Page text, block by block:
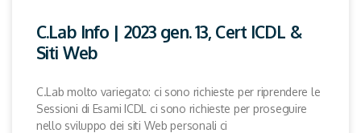
C.Lab Info | 2023 gen. 13, Cert ICDL &
Siti Web
C.Lab molto variegato: ci sono richieste per riprendere le
Sessioni di Esami ICDL ci sono richieste per proseguire
nello sviluppo dei siti Web personali ci